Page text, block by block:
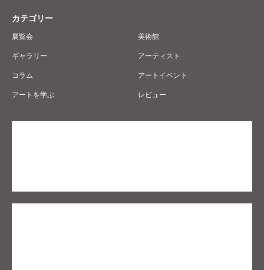
カテゴリー
展覧会 美術館
ギャラリー アーティスト
コラム アートイベント
アートを学ぶ レビュー